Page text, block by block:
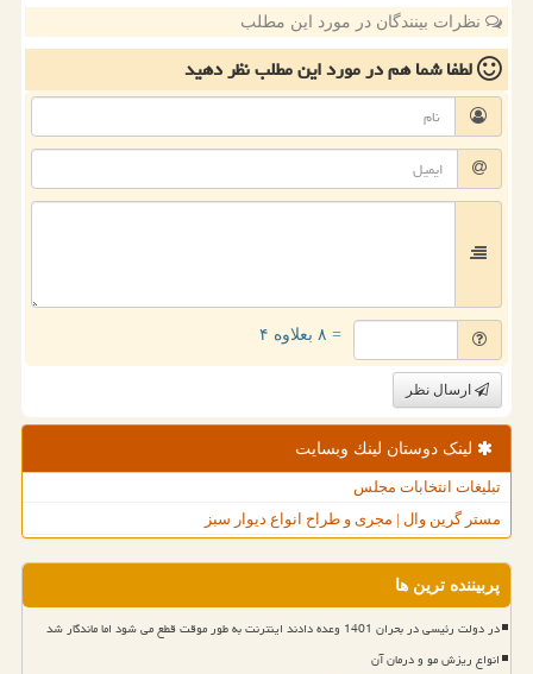
نظرات بینندگان در مورد این مطلب
لطفا شما همدر مورد این مطلبنظر دهید
= ۸ بعلاوه ۴
ارسال نظر
لینک دوستان لینك وبسایت
تبلیغات انتخابات مجلس
مستر گرین وال | مجری و طراح انواع دیوار سبز
پربیننده ترین ها
در دولت رئیسی در بحران 1401 وعده دادند اینترنت به طور موقت قطع می شود اما ماندگار شد
انواع ریزش مو و درمان آن